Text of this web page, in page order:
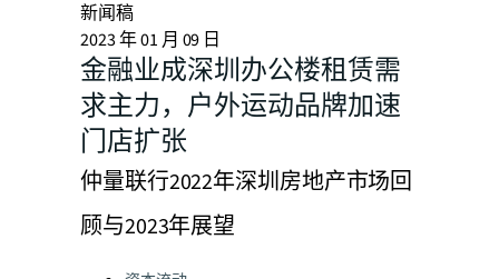
新闻稿
2023 年 01 月 09 日
金融业成深圳办公楼租赁需
求主力，户外运动品牌加速
门店扩张
仲量联行2022年深圳房地产市场回
顾与2023年展望